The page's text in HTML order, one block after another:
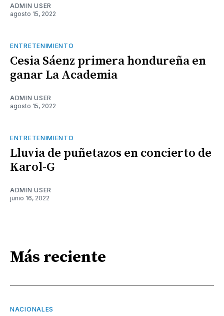
ADMIN USER
agosto 15, 2022
ENTRETENIMIENTO
Cesia Sáenz primera hondureña en
ganar La Academia
ADMIN USER
agosto 15, 2022
ENTRETENIMIENTO
Lluvia de puñetazos en concierto de
Karol-G
ADMIN USER
junio 16, 2022
Más reciente
NACIONALES